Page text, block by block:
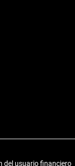
del usuario financiero